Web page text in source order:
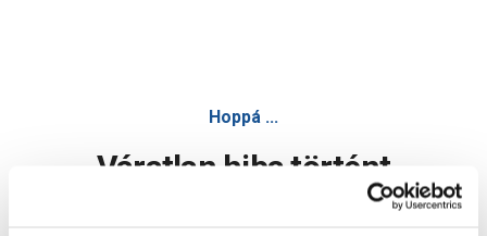
Hoppá ...
Váratlan hiba történt